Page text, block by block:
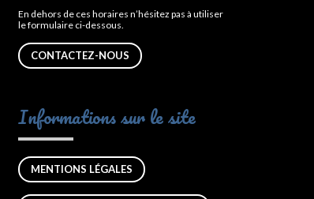
En dehors de ces horaires n’hésitez pas à utiliser
le formulaire ci-dessous.
CONTACTEZ-NOUS
Informations sur le site
MENTIONS LÉGALES